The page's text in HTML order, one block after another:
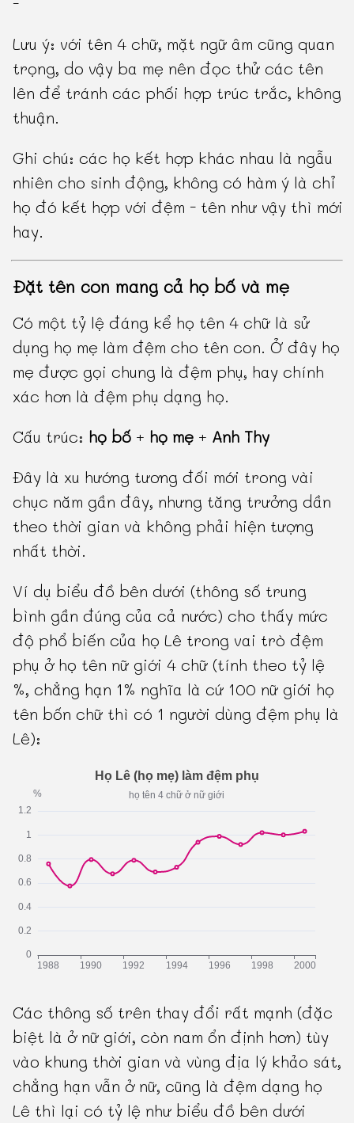
Lưu ý: với tên 4 chữ, mặt ngữ âm cũng quan
trọng, do vậy ba mẹ nên đọc thử các tên
lên để tránh các phối hợp trúc trắc, không
thuận.
Ghi chú: các họ kết hợp khác nhau là ngẫu
nhiên cho sinh động, không có hàm ý là chỉ
họ đó kết hợp với đệm - tên như vậy thì mới
hay.
Đặt tên con mang cả họ bố và mẹ
Có một tỷ lệ đáng kể họ tên 4 chữ là sử
dụng họ mẹ làm đệm cho tên con. Ở đây họ
mẹ được gọi chung là đệm phụ, hay chính
xác hơn là đệm phụ dạng họ.
Cấu trúc: họ bố + họ mẹ + Anh Thy
Đây là xu hướng tương đối mới trong vài
chục năm gần đây, nhưng tăng trưởng dần
theo thời gian và không phải hiện tượng
nhất thời.
Ví dụ biểu đồ bên dưới (thông số trung
bình gần đúng của cả nước) cho thấy mức
độ phổ biến của họ Lê trong vai trò đệm
phụ ở họ tên nữ giới 4 chữ (tính theo tỷ lệ
%, chẳng hạn 1% nghĩa là cứ 100 nữ giới họ
tên bốn chữ thì có 1 người dùng đệm phụ là
Lê):
Các thông số trên thay đổi rất mạnh (đặc
biệt là ở nữ giới, còn nam ổn định hơn) tùy
vào khung thời gian và vùng địa lý khảo sát,
chẳng hạn vẫn ở nữ, cũng là đệm dạng họ
Lê thì lại có tỷ lệ như biểu đồ bên dưới